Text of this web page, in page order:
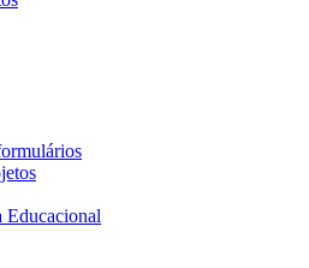
Educacional